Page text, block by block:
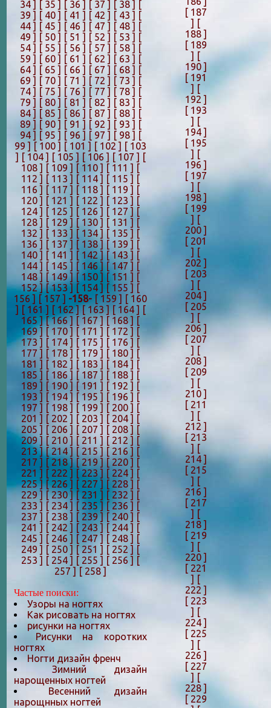
[ 187
] [
188 ]
[ 189
] [
190 ]
[ 191
] [
192 ]
[ 193
] [
194 ]
[ 195
] [
196 ]
[ 197
] [
198 ]
[ 199
] [
200 ]
[ 201
] [
202 ]
[ 203
] [
204 ]
[ 205
] [
206 ]
[ 207
] [
208 ]
[ 209
] [
210 ]
[ 211
] [
212 ]
[ 213
] [
214 ]
[ 215
] [
216 ]
[ 217
] [
218 ]
[ 219
] [
220 ]
[ 221
] [
222 ]
[ 223
] [
224 ]
[ 225
] [
226 ]
[ 227
] [
228 ]
[ 229
34 ] [ 35 ] [ 36 ] [ 37 ] [ 38 ] [
39 ] [ 40 ] [ 41 ] [ 42 ] [ 43 ] [
44 ] [ 45 ] [ 46 ] [ 47 ] [ 48 ] [
49 ] [ 50 ] [ 51 ] [ 52 ] [ 53 ] [
54 ] [ 55 ] [ 56 ] [ 57 ] [ 58 ] [
59 ] [ 60 ] [ 61 ] [ 62 ] [ 63 ] [
64 ] [ 65 ] [ 66 ] [ 67 ] [ 68 ] [
69 ] [ 70 ] [ 71 ] [ 72 ] [ 73 ] [
74 ] [ 75 ] [ 76 ] [ 77 ] [ 78 ] [
79 ] [ 80 ] [ 81 ] [ 82 ] [ 83 ] [
84 ] [ 85 ] [ 86 ] [ 87 ] [ 88 ] [
89 ] [ 90 ] [ 91 ] [ 92 ] [ 93 ] [
94 ] [ 95 ] [ 96 ] [ 97 ] [ 98 ] [
99 ] [ 100 ] [ 101 ] [ 102 ] [ 103
] [ 104 ] [ 105 ] [ 106 ] [ 107 ] [
108 ] [ 109 ] [ 110 ] [ 111 ] [
112 ] [ 113 ] [ 114 ] [ 115 ] [
116 ] [ 117 ] [ 118 ] [ 119 ] [
120 ] [ 121 ] [ 122 ] [ 123 ] [
124 ] [ 125 ] [ 126 ] [ 127 ][
128 ] [ 129 ] [ 130 ] [ 131 ] [
132 ] [ 133 ] [ 134 ] [ 135 ] [
136 ] [ 137 ] [ 138 ] [ 139 ] [
140 ] [ 141 ] [ 142 ][ 143 ] [
144 ] [ 145 ] [ 146 ][ 147 ] [
148 ][ 149 ][ 150 ] [ 151 ] [
152 ][ 153 ] [ 154 ] [ 155 ] [
156 ] [ 157 ] -158-[ 159 ] [ 160
] [ 161 ] [ 162 ][ 163 ][ 164 ] [
165 ][ 166 ][ 167 ][ 168 ] [
169 ][ 170 ][ 171 ] [ 172 ] [
173 ] [ 174 ] [ 175 ] [ 176 ] [
177 ] [ 178 ] [ 179 ] [ 180 ] [
181 ] [ 182 ] [ 183 ] [ 184 ] [
185 ] [ 186 ] [ 187 ] [ 188 ] [
189 ] [ 190 ] [ 191 ] [ 192 ] [
193 ] [ 194 ] [ 195 ] [ 196 ] [
197 ] [ 198 ] [ 199 ] [ 200 ] [
201 ] [ 202 ] [ 203 ] [ 204 ] [
205 ] [ 206 ] [ 207 ] [ 208 ] [
209 ] [ 210 ] [ 211 ] [ 212 ] [
213 ][ 214 ][ 215 ][ 216 ] [
217 ] [ 218 ][ 219 ][ 220 ] [
221 ] [ 222 ] [ 223 ] [ 224 ] [
225 ][ 226 ] [ 227 ] [ 228 ] [
229 ][ 230 ][ 231 ] [ 232 ] [
233 ] [ 234 ] [ 235 ][ 236 ] [
237 ] [ 238 ] [ 239 ][ 240 ] [
241 ] [ 242 ] [ 243 ][ 244 ] [
245 ] [ 246 ] [ 247 ] [ 248 ] [
249 ] [ 250 ] [ 251 ] [ 252 ] [
253 ] [ 254 ] [ 255 ] [ 256 ] [
257 ] [ 258 ]
Частые поиски:
Узоры на ногтях
Как рисовать на ногтях
рисунки на ногтях
Рисунки на коротких
ногтях
Ногти дизайн френч
Зимний дизайн
нарощенных ногтей
Весенний дизайн
нарощнных ногтей